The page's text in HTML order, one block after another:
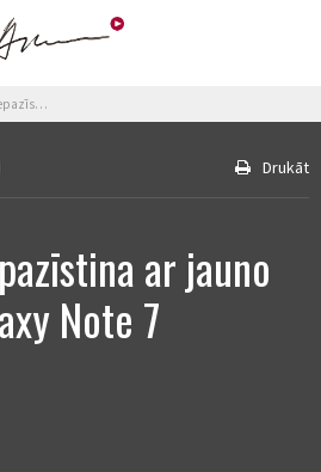
Galaxy Note 7
Drukāt
ar jauno
Note 7